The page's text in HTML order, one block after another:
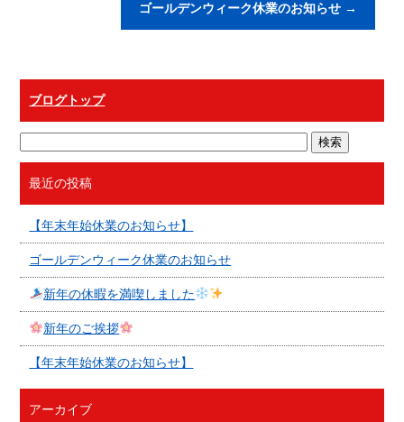
ゴールデンウィーク休業のお知らせ →
ブログトップ
最近の投稿
【年末年始休業のお知らせ】
ゴールデンウィーク休業のお知らせ
新年の休暇を満喫しました
新年のご挨拶
【年末年始休業のお知らせ】
アーカイブ